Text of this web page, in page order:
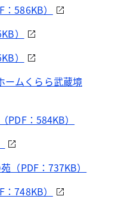
586KB）
）
）
ームくらら武蔵境
：584KB）
（PDF：737KB）
748KB）